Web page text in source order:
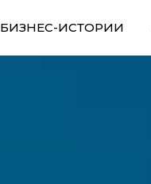
БИЗНЕС-ИСТОРИИ